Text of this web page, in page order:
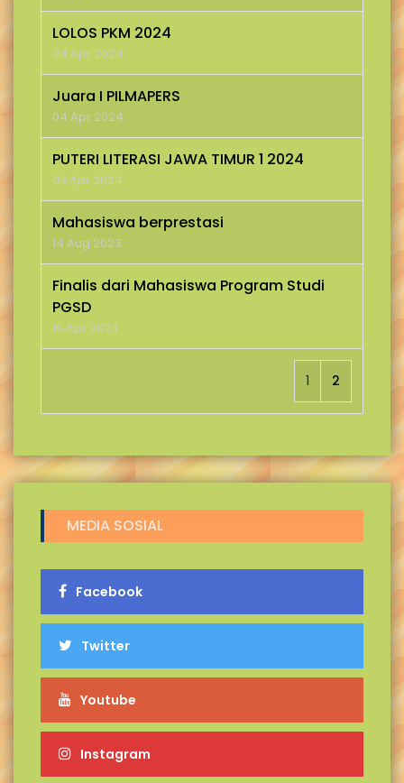
LOLOS PKM 2024
24 Apr 2024
Juara I PILMAPERS
04 Apr 2024
PUTERI LITERASI JAWA TIMUR 1 2024
03 Apr 2024
Mahasiswa berprestasi
14 Aug 2023
Finalis dari Mahasiswa Program Studi
PGSD
15 Apr 2023
1 2
MEDIA SOSIAL
Facebook
Twitter
Youtube
Instagram